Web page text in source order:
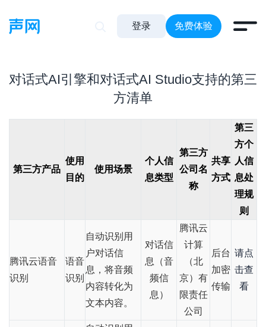
登录 免费体验
对话式AI引擎和对话式AI Studio支持的第三
方清单
第三方产品
使用
目的
使用场景
个人信
息类型
第三方
公司名
称
共享
方式
第三
方个
人信
息处
理规
则
腾讯云语音
识别
语音
识别
自动识别用
户对话信
息，将音频
内容转化为
文本内容。
对话信
息（音
频信
息）
腾讯云
计算
（北
京）有
限责任
公司
后台
加密
传输
请点
击查
看